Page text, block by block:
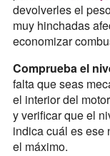
devolverles el
muy hinchadas
economizar
Comprueba el
falta que seas
el interior del
y verificar que el
indica cuál es ese
el máximo.